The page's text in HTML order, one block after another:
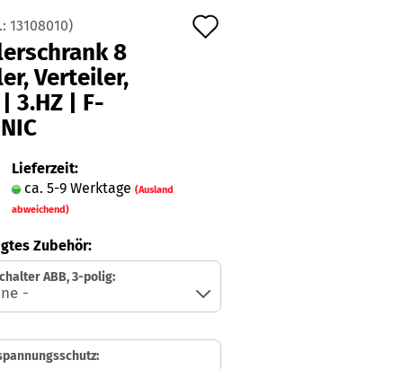
erstellen
vergessen?
13108010)
8
Ver­tei­ler,
| 3.HZ | F-​
Lieferzeit:
ca. 5-9 Werktage (Ausland
abweichend)
Zubehör:
ABB, 3-polig: